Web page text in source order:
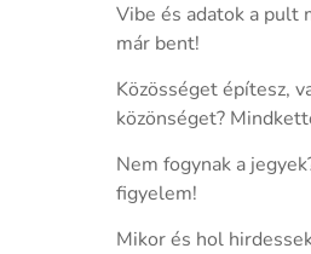
Vibe és adatok a pult
már bent!
Közösséget építesz,
közönséget?
Nem fogynak a
figyelem!
Mikor és hol